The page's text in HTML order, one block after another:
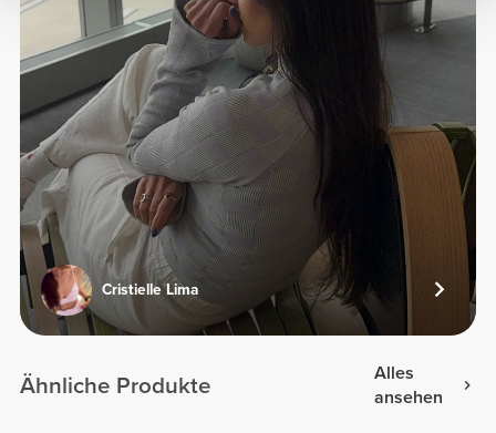
Cristielle Lima
Ähnliche Produkte
Alles
ansehen